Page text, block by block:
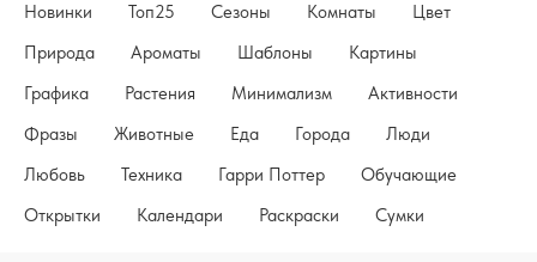
Новинки Топ25 Сезоны Комнаты
Цвет
Природа
Ароматы Шаблоны
Картины
Графика
Растения Минимализм
Активности
Фразы
Животные Еда Города
Люди
Любовь
Техника Гарри Поттер
Обучающие
Открытки
Календари Раскраски Сумки